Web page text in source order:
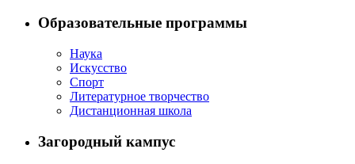
Образовательные программы
Наука
Искусство
Спорт
Литературное творчество
Дистанционная школа
Загородный кампус